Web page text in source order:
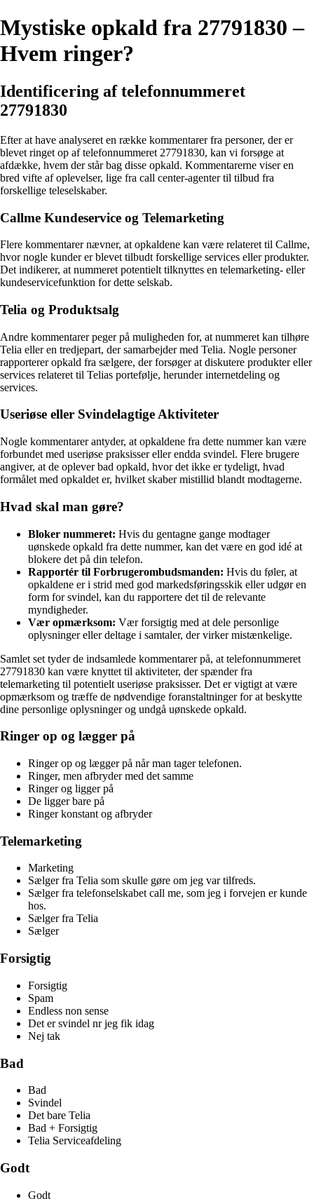
Mystiske opkald fra 27791830 –
Hvem ringer?
Identificering af telefonnummeret
27791830
Efter at have analyseret en række kommentarer fra personer, der er
blevet ringet op af telefonnummeret 27791830, kan vi forsøge at
afdække, hvem der står bag disse opkald. Kommentarerne viser en
bred vifte af oplevelser, lige fra call center-agenter til tilbud fra
forskellige teleselskaber.
Callme Kundeservice og Telemarketing
Flere kommentarer nævner, at opkaldene kan være relateret til Callme,
hvor nogle kunder er blevet tilbudt forskellige services eller produkter.
Det indikerer, at nummeret potentielt tilknyttes en telemarketing- eller
kundeservicefunktion for dette selskab.
Telia og Produktsalg
Andre kommentarer peger på muligheden for, at nummeret kan tilhøre
Telia eller en tredjepart, der samarbejder med Telia. Nogle personer
rapporterer opkald fra sælgere, der forsøger at diskutere produkter eller
services relateret til Telias portefølje, herunder internetdeling og
services.
Useriøse eller Svindelagtige Aktiviteter
Nogle kommentarer antyder, at opkaldene fra dette nummer kan være
forbundet med useriøse praksisser eller endda svindel. Flere brugere
angiver, at de oplever bad opkald, hvor det ikke er tydeligt, hvad
formålet med opkaldet er, hvilket skaber mistillid blandt modtagerne.
Hvad skal man gøre?
Bloker nummeret: Hvis du gentagne gange modtager
uønskede opkald fra dette nummer, kan det være en god idé at
blokere det på din telefon.
Rapportér til Forbrugerombudsmanden: Hvis du føler, at
opkaldene er i strid med god markedsføringsskik eller udgør en
form for svindel, kan du rapportere det til de relevante
myndigheder.
Vær opmærksom: Vær forsigtig med at dele personlige
oplysninger eller deltage i samtaler, der virker mistænkelige.
Samlet set tyder de indsamlede kommentarer på, at telefonnummeret
27791830 kan være knyttet til aktiviteter, der spænder fra
telemarketing til potentielt useriøse praksisser. Det er vigtigt at være
opmærksom og træffe de nødvendige foranstaltninger for at beskytte
dine personlige oplysninger og undgå uønskede opkald.
Ringer op og lægger på
Ringer op og lægger på når man tager telefonen.
Ringer, men afbryder med det samme
Ringer og ligger på
De ligger bare på
Ringer konstant og afbryder
Telemarketing
Marketing
Sælger fra Telia som skulle gøre om jeg var tilfreds.
Sælger fra telefonselskabet call me, som jeg i forvejen er kunde
hos.
Sælger fra Telia
Sælger
Forsigtig
Forsigtig
Spam
Endless non sense
Det er svindel nr jeg fik idag
Nej tak
Bad
Bad
Svindel
Det bare Telia
Bad + Forsigtig
Telia Serviceafdeling
Godt
Godt